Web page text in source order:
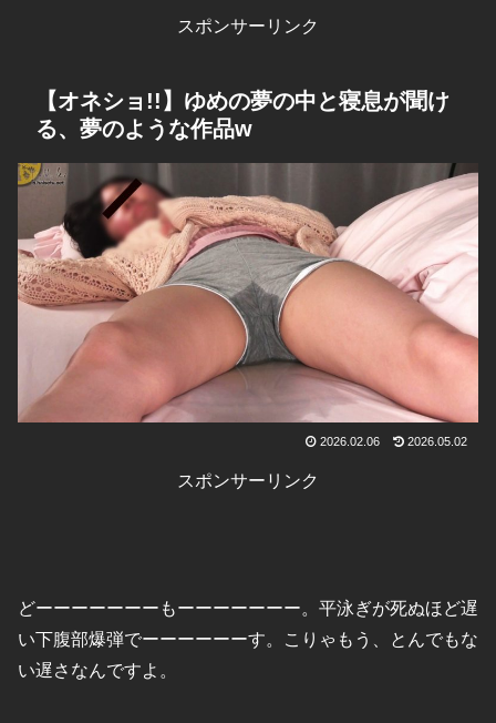
スポンサーリンク
【オネショ!!】ゆめの夢の中と寝息が聞け
る、夢のような作品w
2026.02.06 2026.05.02
スポンサーリンク
どーーーーーーーもーーーーーーー。平泳ぎが死ぬほど遅
い下腹部爆弾でーーーーーーす。こりゃもう、とんでもな
い遅さなんですよ。